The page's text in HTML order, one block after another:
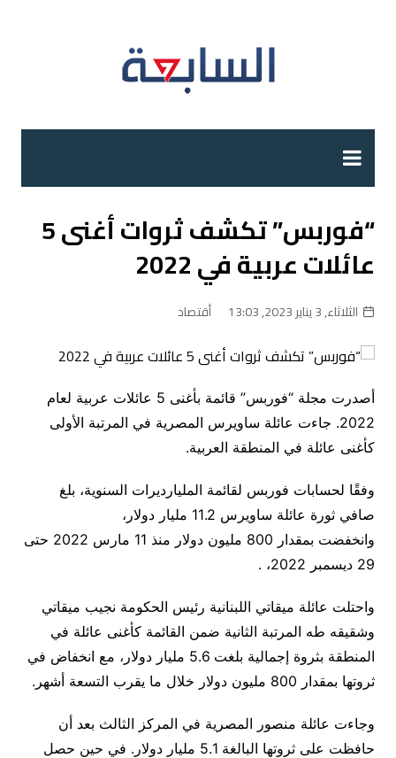
“فوربس” تكشف ثروات أغنى 5
عائلات عربية في 2022
الثلاثاء, 3 يناير 2023, 13:03 أقتصاد
أصدرت مجلة “فوربس” قائمة بأغنى 5 عائلات عربية لعام
2022. جاءت عائلة ساويرس المصرية في المرتبة الأولى
كأغنى عائلة في المنطقة العربية.
وفقًا لحسابات فوربس لقائمة المليارديرات السنوية، بلغ
صافي ثورة عائلة ساويرس 11.2 مليار دولار،
وانخفضت بمقدار 800 مليون دولار منذ 11 مارس 2022 حتى
29 ديسمبر 2022، .
واحتلت عائلة ميقاتي اللبنانية رئيس الحكومة نجيب ميقاتي
وشقيقه طه المرتبة الثانية ضمن القائمة كأغنى عائلة في
المنطقة بثروة إجمالية بلغت 5.6 مليار دولار، مع انخفاض في
ثروتها بمقدار 800 مليون دولار خلال ما يقرب التسعة أشهر.
وجاءت عائلة منصور المصرية في المركز الثالث بعد أن
حافظت على ثروتها البالغة 5.1 مليار دولار. في حين حصل